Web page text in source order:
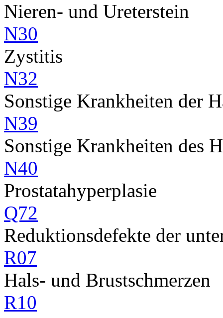
Nieren- und Ureterstein
N30
Zystitis
N32
Sonstige Krankheiten der
N39
Sonstige Krankheiten des
N40
Prostatahyperplasie
Q72
Reduktionsdefekte der
R07
Hals- und Brustschmerzen
R10